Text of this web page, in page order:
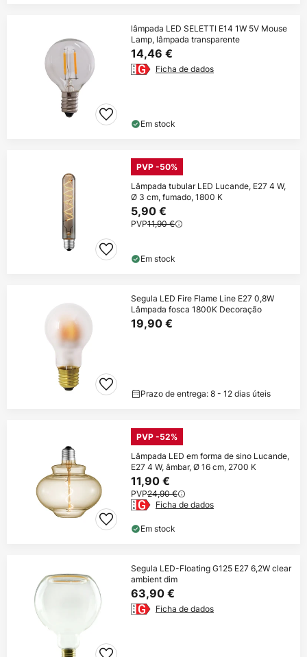
lâmpada LED SELETTI E14 1W 5V Mouse
Lamp, lâmpada transparente
14,46 €
Ficha de dados
Em stock
PVP -50%
Lâmpada tubular LED Lucande, E27 4 W,
Ø 3 cm, fumado, 1800 K
5,90 €
PVP11,90 €
Em stock
Segula LED Fire Flame Line E27 0,8W
Lâmpada fosca 1800K Decoração
19,90 €
Prazo de entrega: 8 - 12 dias úteis
PVP -52%
Lâmpada LED em forma de sino Lucande,
E27 4 W, âmbar, Ø 16 cm, 2700 K
11,90 €
PVP24,90 €
Ficha de dados
Em stock
Segula LED-Floating G125 E27 6,2W clear
ambient dim
63,90 €
Ficha de dados